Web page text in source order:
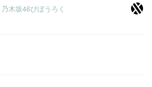
木坂46びぼうろく